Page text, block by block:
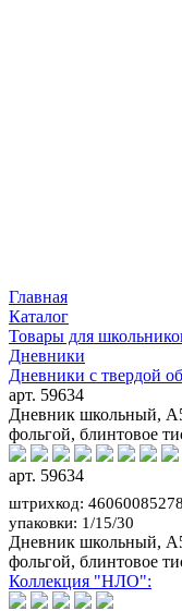
Главная
Каталог
Товары для
Дневники
Дневники с твердой
арт. 59634
Дневник школьный,
фольгой, блинтовое
арт. 59634
штрихкод:
упаковки: 1/15/30
Дневник школьный,
фольгой, блинтовое
Коллекция "НЛО":